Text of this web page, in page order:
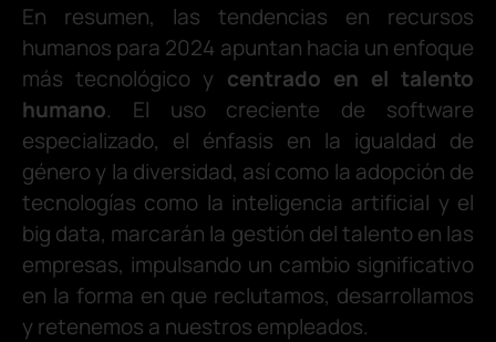
En resumen, las tendencias en recursos
humanos para 2024 apuntan hacia un enfoque
más tecnológico y centrado en el talento
humano. El uso creciente de software
especializado, el énfasis en la igualdad de
género y la diversidad, así como la adopción de
tecnologías como la inteligencia artificial y el
big data, marcarán la gestión del talento en las
empresas, impulsando un cambio significativo
en la forma en que reclutamos, desarrollamos
y retenemos a nuestros empleados.